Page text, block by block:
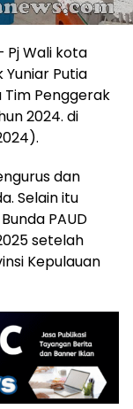
Pj Wali kota
Putia
Tim Penggerak
2024. di
dan
Selain itu
PAUD
setelah
Kepulauan